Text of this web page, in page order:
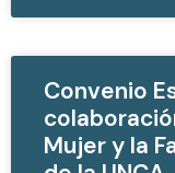
Convenio
Mujer y la